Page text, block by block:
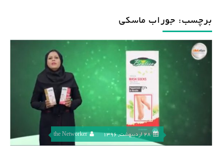
برچسب: جوراب ماسکی
28 اردیبهشت, 1396 the Networker